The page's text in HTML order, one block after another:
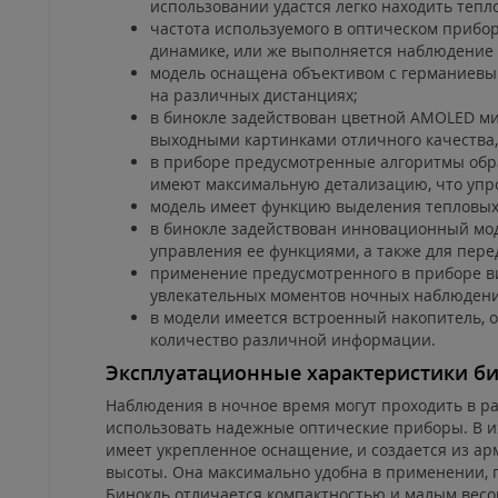
использовании удастся легко находить
частота используемого в оптическом
динамике, или же выполняется
модель оснащена объективом с
на различных дистанциях;
в бинокле задействован цветной AMOLED
выходными картинками отличного
в приборе предусмотренные алгоритмы
имеют максимальную детализацию, что
модель имеет функцию выделения
в бинокле задействован инновационный
управления ее функциями, а также для
применение предусмотренного в приборе
увлекательных моментов ночных
в модели имеется встроенный накопитель,
количество различной информации.
Эксплуатационные характеристики
Наблюдения в ночное время могут проходить в
использовать надежные оптические приборы. В
имеет укрепленное оснащение, и создается из
высоты. Она максимально удобна в применении,